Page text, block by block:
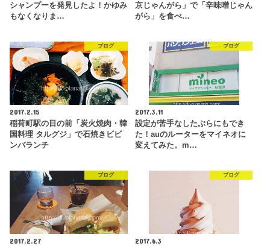
シャンプーを発見したよ！かゆみ
もなくなりま…
京じゃんがら」で「辛味噌じゃん
がら」を食べ…
ブログ
2017.2.15
稲荷町駅の目の前「炭火焼肉・韓
国料理 タルグジ」で石焼きビビ
ンバランチ
ブログ
2017.3.11
設定が苦手なしたぷらにもでき
た！auのルーターをマイネオに
変えてみた。m…
ブログ
2017.2.27
ブログ
2017.6.3